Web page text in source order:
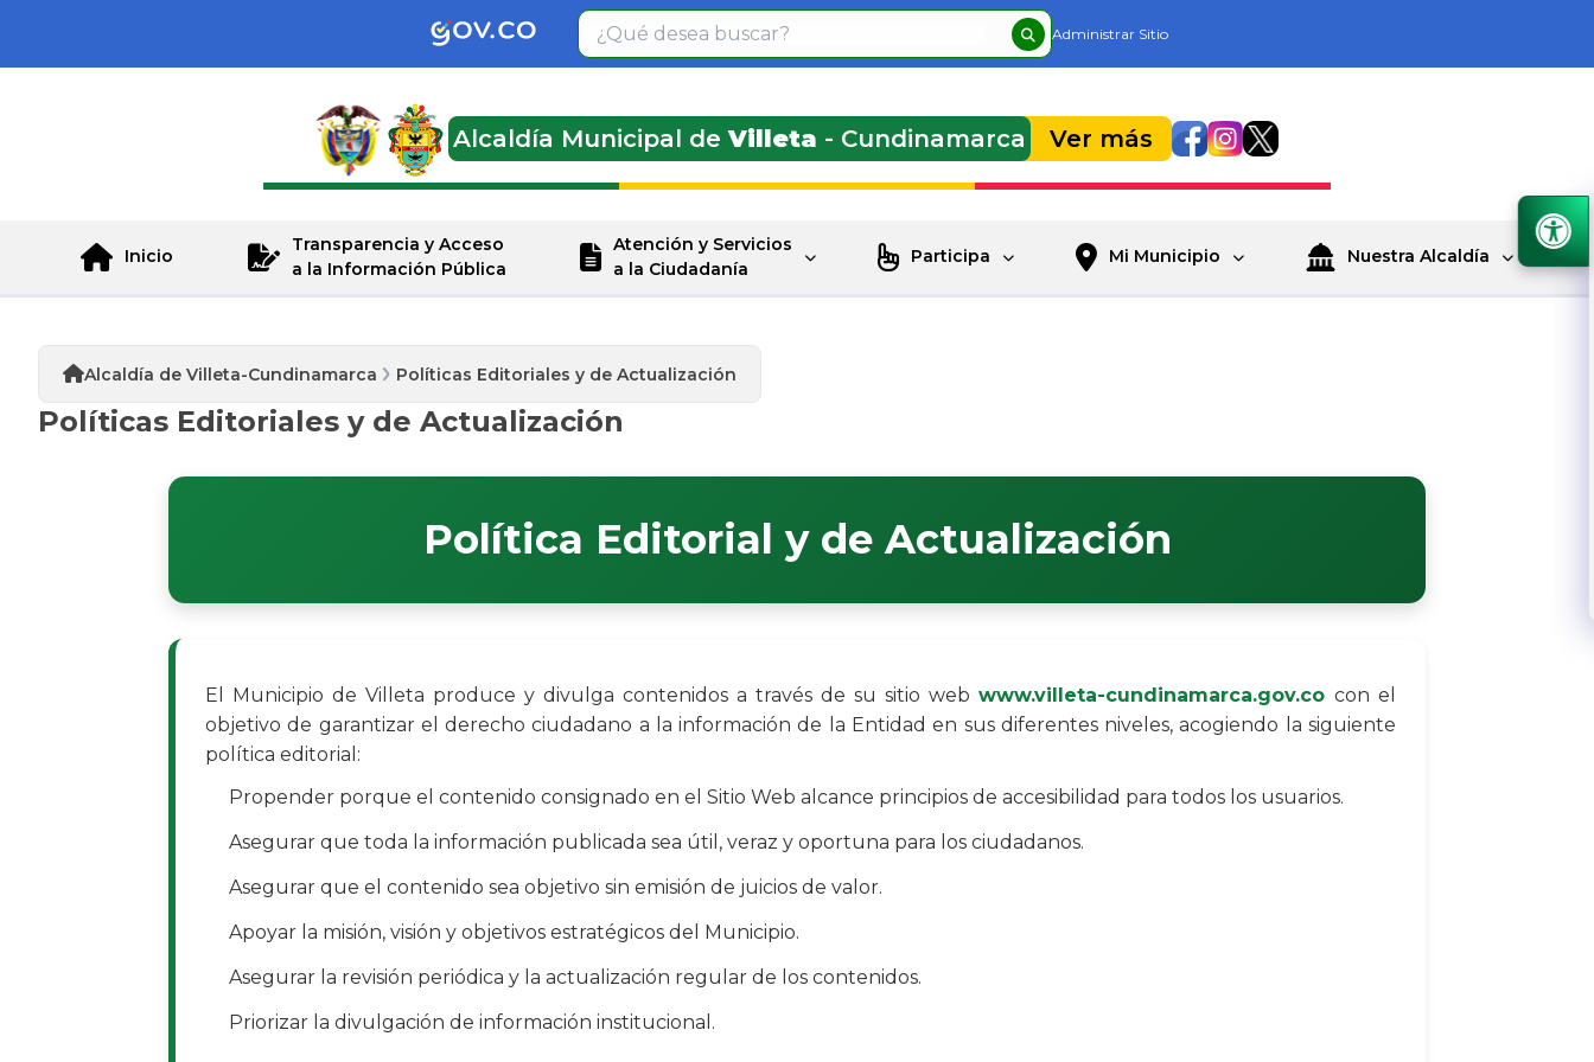
Administrar Sitio
Alcaldía Municipal deVilleta - Cundinamarca Ver más
Inicio
Transparencia y Acceso
a la Información Pública
Atención y Servicios
a la Ciudadanía
Participa Mi Municipio Nuestra Alcaldía
Alcaldía de Villeta-Cundinamarca Políticas Editoriales y de Actualización
Políticas Editoriales y de Actualización
Política Editorial y de Actualización
El Municipio de Villeta produce y divulga contenidos a través de su sitio web www.villeta-cundinamarca.gov.co con el
objetivo de garantizar el derecho ciudadano a la información de la Entidad en sus diferentes niveles, acogiendo la siguiente
política editorial:
Propender porque el contenido consignado en el Sitio Web alcance principios de accesibilidad para todos los usuarios.
Asegurar que toda la información publicada sea útil, veraz y oportuna para los ciudadanos.
Asegurar que el contenido sea objetivo sin emisión de juicios de valor.
Apoyar la misión, visión y objetivos estratégicos del Municipio.
Asegurar la revisión periódica y la actualización regular de los contenidos.
Priorizar la divulgación de información institucional.